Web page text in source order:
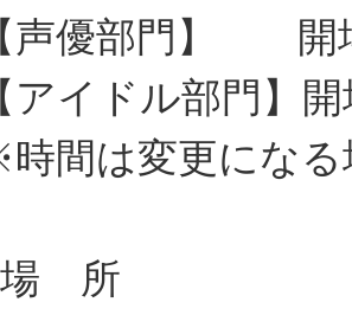
声優部門】
アイドル部門
間は変更にな
所